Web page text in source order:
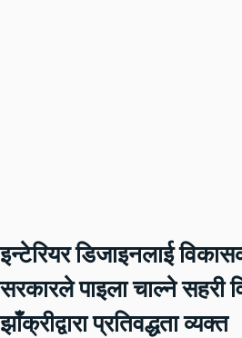
इन्टेरियर डिजाइनलाई
सरकारले पाइला चाल्ने सहरी
झाँक्रीद्वारा प्रतिवद्धता व्यक्त